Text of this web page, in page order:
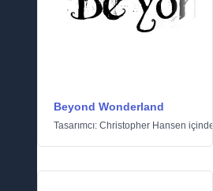
Beyond Wonderland
Tasarımcı: Christopher Hansen